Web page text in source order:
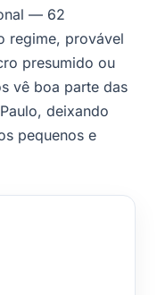
— 62
regime, provável
presumido ou
vê boa parte das
deixando
pequenos e